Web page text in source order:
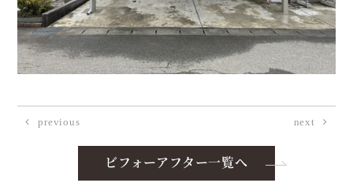
previous next
ビフォーアフター一覧へ